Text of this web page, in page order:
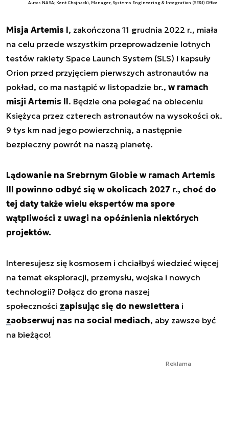
Autor. NASA; Kent Chojnacki, Manager, Systems Engineering & Integration (SE&I) Office
Misja Artemis I, zakończona 11 grudnia 2022 r., miała
na celu przede wszystkim przeprowadzenie lotnych
testów rakiety Space Launch System (SLS) i kapsuły
Orion przed przyjęciem pierwszych astronautów na
pokład, co ma nastąpić w listopadzie br., w ramach
misji Artemis II. Będzie ona polegać na obleceniu
Księżyca przez czterech astronautów na wysokości ok.
9 tys km nad jego powierzchnią, a następnie
bezpieczny powrót na naszą planetę.
Lądowanie na Srebrnym Globie w ramach Artemis
III powinno odbyć się w okolicach 2027 r., choć do
tej daty także wielu ekspertów ma spore
wątpliwości z uwagi na opóźnienia niektórych
projektów.
Interesujesz się kosmosem i chciałbyś wiedzieć więcej
na temat eksploracji, przemysłu, wojska i nowych
technologii? Dołącz do grona naszej
społeczności zapisując się do newslettera i
zaobserwuj nas na social mediach, aby zawsze być
na bieżąco!
Reklama